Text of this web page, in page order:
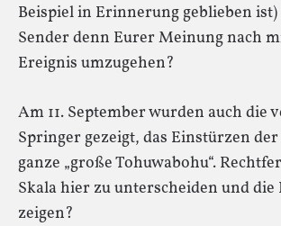
Beispiel in Erinnerung geblieben
Sender denn Eurer Meinung nach
Ereignis umzugehen?
Am 11. September wurden auch die
Springer gezeigt, das Einstürzen
ganze „große Tohuwabohu“.
Skala hier zu unterscheiden und
zeigen?